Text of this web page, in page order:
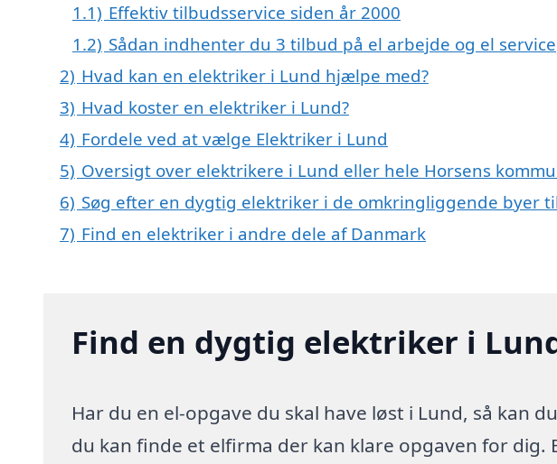
1.1) Effektiv tilbudsservice siden år 2000
1.2) Sådan indhenter du 3 tilbud på el arbejde og el service
2) Hvad kan en elektriker i Lund hjælpe med?
3) Hvad koster en elektriker i Lund?
4) Fordele ved at vælge Elektriker i Lund
5) Oversigt over elektrikere i Lund eller hele Horsens
6) Søg efter en dygtig elektriker i de omkringliggende byer
7) Find en elektriker i andre dele af Danmark
Find en dygtig elektriker i
Har du en el-opgave du skal have løst i Lund, så kan
du kan finde et elfirma der kan klare opgaven for dig.